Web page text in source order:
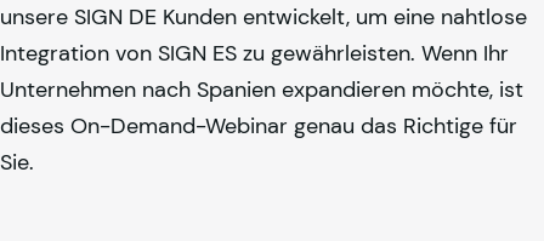
unsere SIGN DE Kunden entwickelt, um eine nahtlose
Integration von SIGN ES zu gewährleisten. Wenn Ihr
Unternehmen nach Spanien expandieren möchte, ist
dieses On-Demand-Webinar genau das Richtige für
Sie.